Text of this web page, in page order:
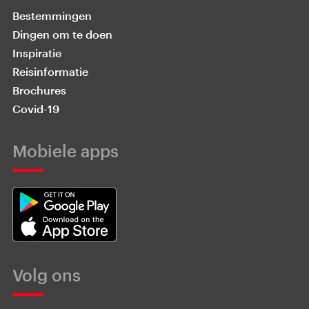
Bestemmingen
Dingen om te doen
Inspiratie
Reisinformatie
Brochures
Covid-19
Mobiele apps
Volg ons